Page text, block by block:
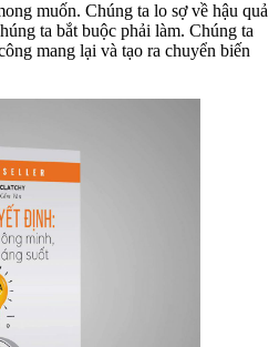
muốn. Chúng ta lo sợ về hậu quả
ta bắt buộc phải làm. Chúng ta
mang lại và tạo ra chuyển biến